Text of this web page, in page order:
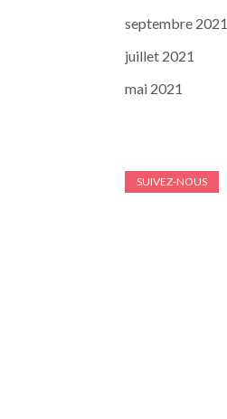
septembre 2021
juillet 2021
mai 2021
SUIVEZ-NOUS